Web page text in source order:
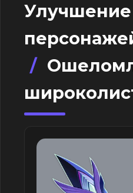
Улучшение
/